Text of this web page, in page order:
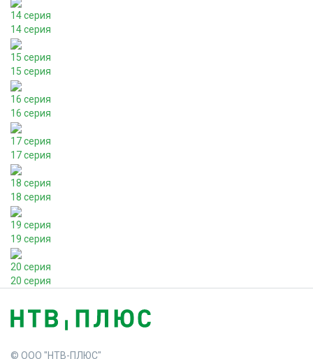
14 серия
14 серия
15 серия
15 серия
16 серия
16 серия
17 серия
17 серия
18 серия
18 серия
19 серия
19 серия
20 серия
20 серия
© ООО "НТВ-ПЛЮС"